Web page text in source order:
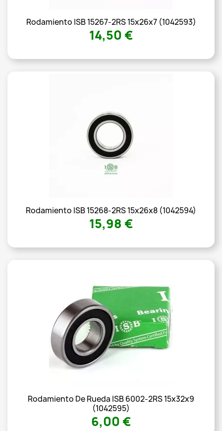
Rodamiento ISB 15267-2RS 15x26x7 (1042593)
14,50 €
Rodamiento ISB 15268-2RS 15x26x8 (1042594)
15,98 €
Rodamiento De Rueda ISB 6002-2RS 15x32x9
(1042595)
6,00 €